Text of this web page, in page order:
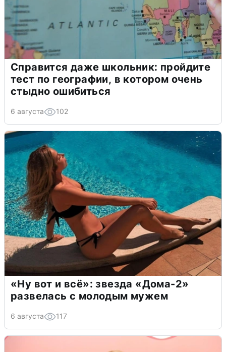
Справится даже школьник: пройдите
тест по географии, в котором очень
стыдно ошибиться
6 августа 102
«Ну вот и всё»: звезда «Дома-2»
развелась с молодым мужем
6 августа 117